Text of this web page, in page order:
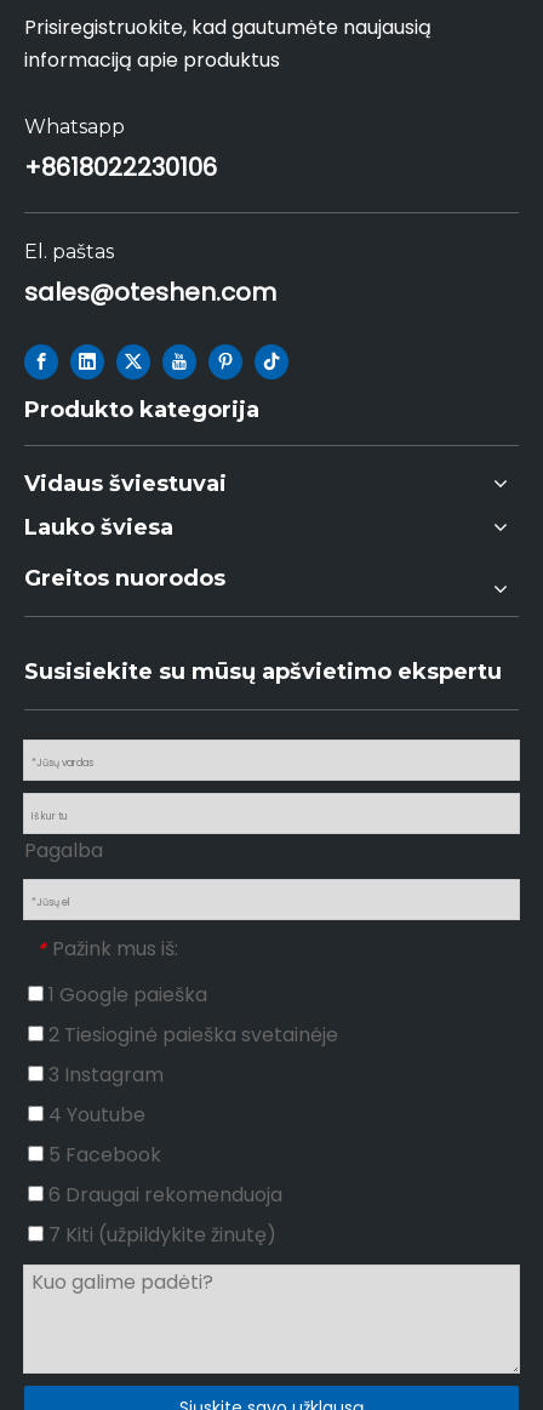
Prisiregistruokite, kad gautumėte naujausią
informaciją apie produktus
Whatsapp
+8618022230106
El. paštas
sales@oteshen.com
Produkto kategorija
Vidaus šviestuvai
Lauko šviesa
Greitos nuorodos
Susisiekite su mūsų apšvietimo ekspertu
Pagalba
* Pažink mus iš:
1 Google paieška
2 Tiesioginė paieška svetainėje
3 Instagram
4 Youtube
5 Facebook
6 Draugai rekomenduoja
7 Kiti (užpildykite žinutę)